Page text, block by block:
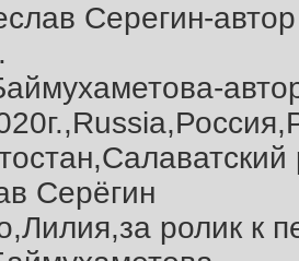
Серегин-
Серёгин
ролик к